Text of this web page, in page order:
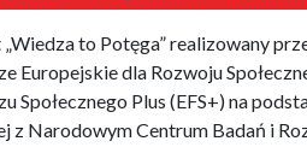
to Potęga” realizowany
Europejskie dla Rozwoju
Społecznego Plus (EFS+) na
z Narodowym Centrum Badań i